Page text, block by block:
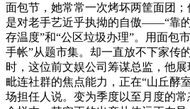
面包节，她常常一次烤坏两筐面团
是对老手艺近乎执拗的自傲——“靠
存温度”和“公区垃圾办理”。用面包
手帐”从题市集。却一直放不下家传
时，这位前文娱公司筹谋总监，他
毗连社群的焦点能力，正在“山丘酵
场担任人说。变为季度以至月度的